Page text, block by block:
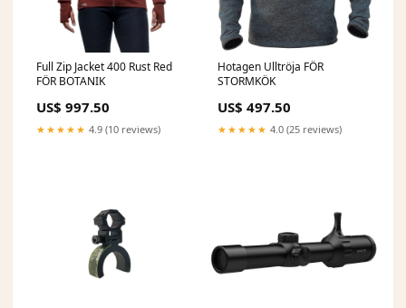
Full Zip Jacket 400 Rust Red
FÖR BOTANIK
US$ 997.50
★★★★★ 4.9 (10 reviews)
Hotagen Ulltröja FÖR
STORMKÖK
US$ 497.50
★★★★★ 4.0 (25 reviews)